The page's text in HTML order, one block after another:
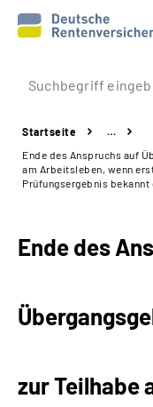
Prävention
Reha
Beratung & Kontakt
Online-Services
Startseite
…
Ende des Anspruchs auf
am Arbeitsleben, wenn
Prüfungsergebnis bekannt
Ende des
zur Teilhabe